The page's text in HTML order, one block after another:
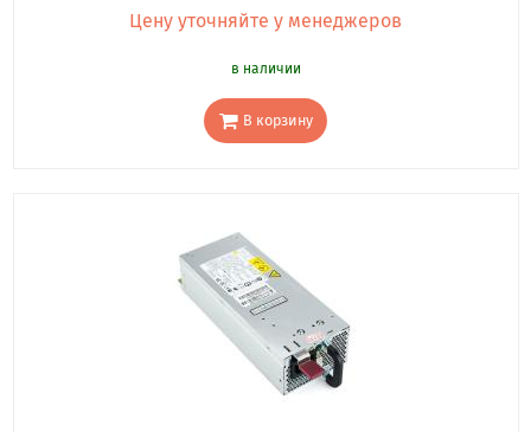
Цену уточняйте у менеджеров
в наличии
В корзину